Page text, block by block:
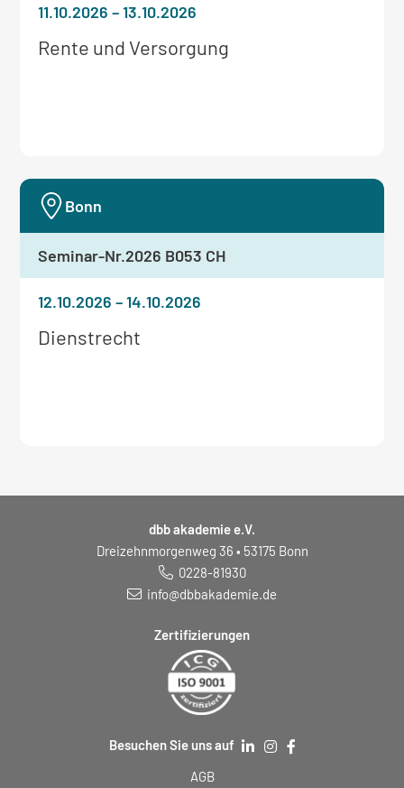
Weitere
Rente und Versorgung
11.10.2026–13.10.2026
Weitere
Dienstrecht
12.10.2026–14.10.2026
Bonn
Seminar-Nr.2026 B053 CH
dbb akademie e.V.
Dreizehnmorgenweg 36 • 53175 Bonn
0228-81930
info@dbbakademie.de
Zertifizierungen
Besuchen Sie uns auf
AGB